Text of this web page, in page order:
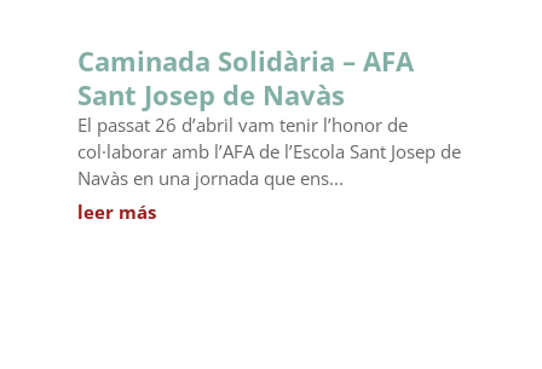
Caminada Solidària – AFA
Sant Josep de Navàs
El passat 26 d’abril vam tenir l’honor de
col·laborar amb l’AFA de l’Escola Sant Josep de
Navàs en una jornada que ens...
leer más